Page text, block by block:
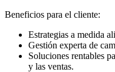
Beneficios para el cliente:
Estrategias a medida
Gestión experta de
Soluciones rentables
y las ventas.